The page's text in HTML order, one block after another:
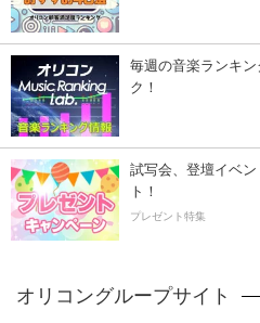
毎週の音楽ランキ
ク！
試写会、登壇イベ
ト！
プレゼント特集
オリコングループサイト